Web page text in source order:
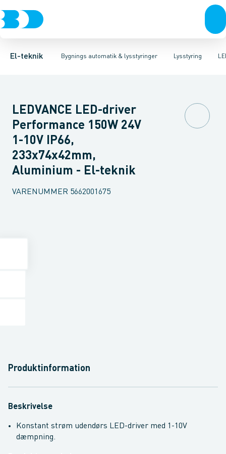
El-teknik Bygnings automatik & lysstyringer
Afbrydere, stikkontakter & lampeudtagForgreningsmateriel
Lysstyring
Lysstyring
Forkobling LysstyringskomponentLED-styring Glimtænder
LEDVANCE LED-driver
Performance 150W 24V
1-10V IP66,
233x74x42mm,
Aluminium - El-teknik
VARENUMMER 5662001675
Produktinformation
Beskrivelse
Konstant strøm udendørs LED-driver med 1-10V
dæmpning.